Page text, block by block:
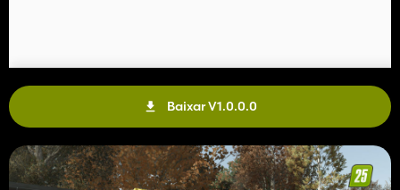
Baixar V1.0.0.0